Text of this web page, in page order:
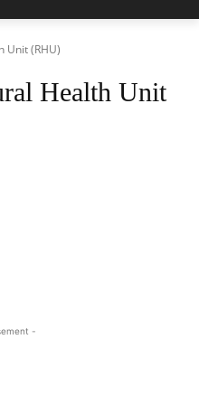
Unit (RHU)
Health Unit
-